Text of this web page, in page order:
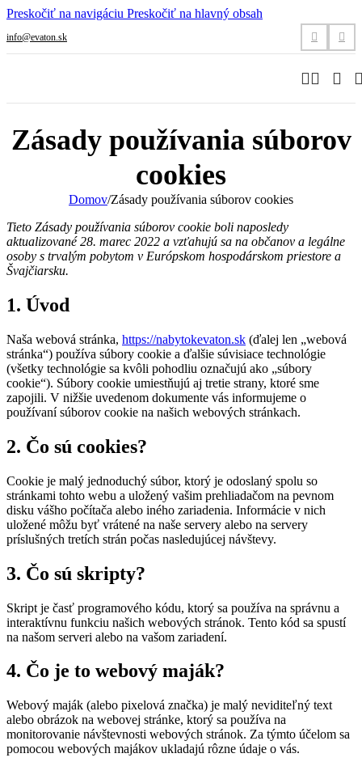
Preskočiť na navigáciu Preskočiť na hlavný obsah
info@evaton.sk
Zásady používania súborov
cookies
Domov/Zásady používania súborov cookies
Tieto Zásady používania súborov cookie boli naposledy
aktualizované 28. marec 2022 a vzťahujú sa na občanov a legálne
osoby s trvalým pobytom v Európskom hospodárskom priestore a
Švajčiarsku.
1. Úvod
Naša webová stránka, https://nabytokevaton.sk (ďalej len „webová
stránka“) používa súbory cookie a ďalšie súvisiace technológie
(všetky technológie sa kvôli pohodliu označujú ako „súbory
cookie“). Súbory cookie umiestňujú aj tretie strany, ktoré sme
zapojili. V nižšie uvedenom dokumente vás informujeme o
používaní súborov cookie na našich webových stránkach.
2. Čo sú cookies?
Cookie je malý jednoduchý súbor, ktorý je odoslaný spolu so
stránkami tohto webu a uložený vašim prehliadačom na pevnom
disku vášho počítača alebo iného zariadenia. Informácie v nich
uložené môžu byť vrátené na naše servery alebo na servery
príslušných tretích strán počas nasledujúcej návštevy.
3. Čo sú skripty?
Skript je časť programového kódu, ktorý sa používa na správnu a
interaktívnu funkciu našich webových stránok. Tento kód sa spustí
na našom serveri alebo na vašom zariadení.
4. Čo je to webový maják?
Webový maják (alebo pixelová značka) je malý neviditeľný text
alebo obrázok na webovej stránke, ktorý sa používa na
monitorovanie návštevnosti webových stránok. Za týmto účelom sa
pomocou webových majákov ukladajú rôzne údaje o vás.